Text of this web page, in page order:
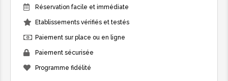
Réservation facile et immédiate
Etablissements vérifiés et testés
Paiement sur place ou en ligne
Paiement sécurisée
Programme fidélité